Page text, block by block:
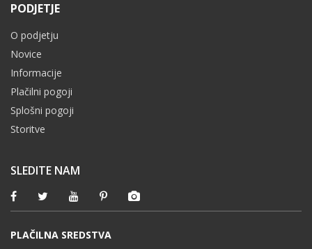
PODJETJE
O podjetju
Novice
Informacije
Plačilni pogoji
Splošni pogoji
Storitve
SLEDITE NAM
PLAČILNA SREDSTVA